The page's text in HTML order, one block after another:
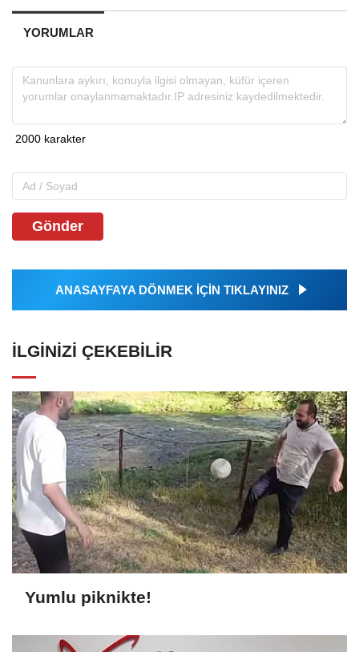
YORUMLAR
Gönder
ANASAYFAYA DÖNMEK İÇİN TIKLAYINIZ
İLGINIZI ÇEKEBILIR
Yumlu piknikte!